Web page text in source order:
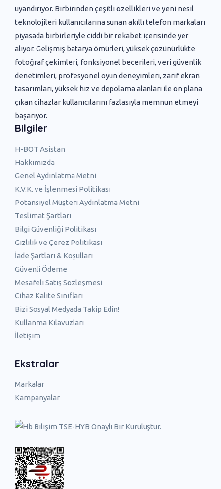
uyandırıyor. Birbirinden çeşitli özellikleri ve yeni nesil
teknolojileri kullanıcılarına sunan akıllı telefon markaları
piyasada birbirleriyle ciddi bir rekabet içerisinde yer
alıyor. Gelişmiş batarya ömürleri, yüksek çözünürlükte
fotoğraf çekimleri, fonksiyonel becerileri, veri güvenlik
denetimleri, profesyonel oyun deneyimleri, zarif ekran
tasarımları, yüksek hız ve depolama alanları ile ön plana
çıkan cihazlar kullanıcılarını fazlasıyla memnun etmeyi
başarıyor.
Bilgiler
H-BOT Asistan
Hakkımızda
Genel Aydınlatma Metni
K.V.K. ve İşlenmesi Politikası
Potansiyel Müşteri Aydınlatma Metni
Teslimat Şartları
Bilgi Güvenliği Politikası
Gizlilik ve Çerez Politikası
İade Şartları & Koşulları
Güvenli Ödeme
Mesafeli Satış Sözleşmesi
Cihaz Kalite Sınıfları
Bizi Sosyal Medyada Takip Edin!
Kullanma Kılavuzları
İletişim
Ekstralar
Markalar
Kampanyalar